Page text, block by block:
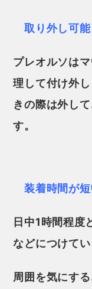
取り外し可能
プレオルソは
理して付け外
きの際は外し
す。
装着時間が短
日中1時間程度
などにつけてい
周囲を気にす